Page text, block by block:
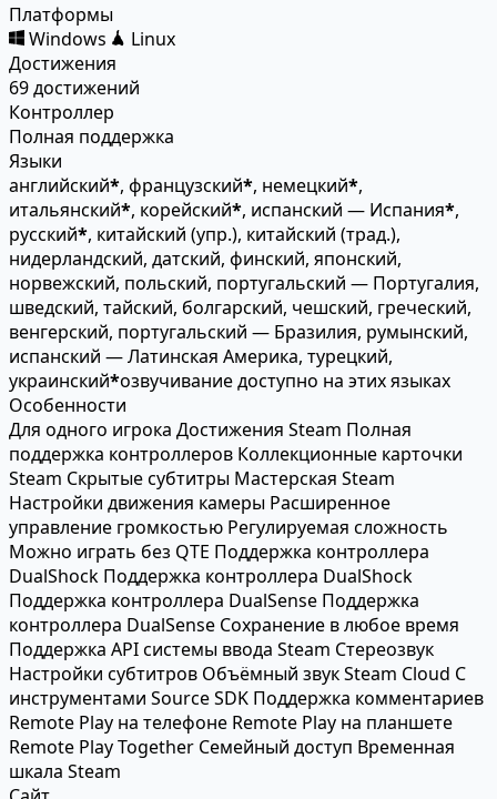
Платформы
Windows
Linux
Достижения
69 достижений
Контроллер
Полная поддержка
Языки
английский*, французский*, немецкий*,
итальянский*, корейский*, испанский — Испания*,
русский*, китайский (упр.), китайский (трад.),
нидерландский, датский, финский, японский,
норвежский, польский, португальский — Португалия,
шведский, тайский, болгарский, чешский, греческий,
венгерский, португальский — Бразилия, румынский,
испанский — Латинская Америка, турецкий,
украинский*озвучивание доступно на этих языках
Особенности
Для одного игрока Достижения Steam Полная
поддержка контроллеров Коллекционные карточки
Steam Скрытые субтитры Мастерская Steam
Настройки движения камеры Расширенное
управление громкостью Регулируемая сложность
Можно играть без QTE Поддержка контроллера
DualShock Поддержка контроллера DualShock
Поддержка контроллера DualSense Поддержка
контроллера DualSense Сохранение в любое время
Поддержка API системы ввода Steam Стереозвук
Настройки субтитров Объёмный звукSteam Cloud С
инструментами Source SDK Поддержка комментариев
Remote Play на телефоне Remote Play на планшете
Remote Play Together Семейный доступ Временная
шкала Steam